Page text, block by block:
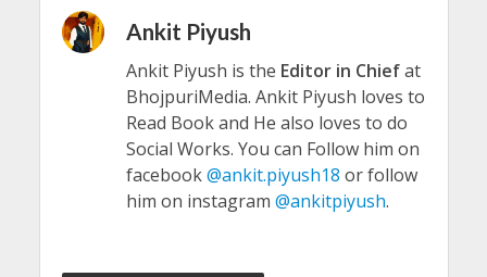
Ankit Piyush
Ankit Piyush is the Editor in Chiefat
BhojpuriMedia. Ankit Piyush loves to
Read Book and He also loves to do
Social Works. You can Follow him on
facebook@ankit.piyush18 or follow
him on instagram @ankitpiyush.